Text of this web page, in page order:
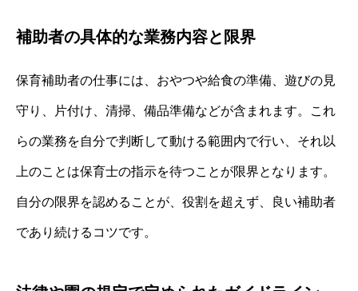
補助者の具体的な業務内容と限界
保育補助者の仕事には、おやつや給食の準備、遊びの見
守り、片付け、清掃、備品準備などが含まれます。これ
らの業務を自分で判断して動ける範囲内で行い、それ以
上のことは保育士の指示を待つことが限界となります。
自分の限界を認めることが、役割を超えず、良い補助者
であり続けるコツです。